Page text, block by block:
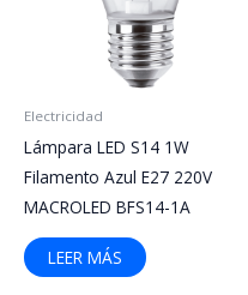
Electricidad
Lámpara LED S14 1W
Filamento Azul E27 220V
MACROLED BFS14-1A
LEER MÁS